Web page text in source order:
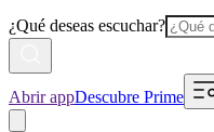
¿Qué deseas escuchar?
Abrir appDescubre Prime